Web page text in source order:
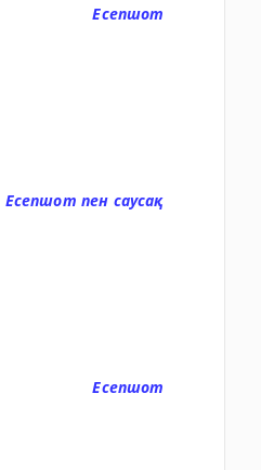
Есепшот
Есепшот пен саусақ
Есепшот